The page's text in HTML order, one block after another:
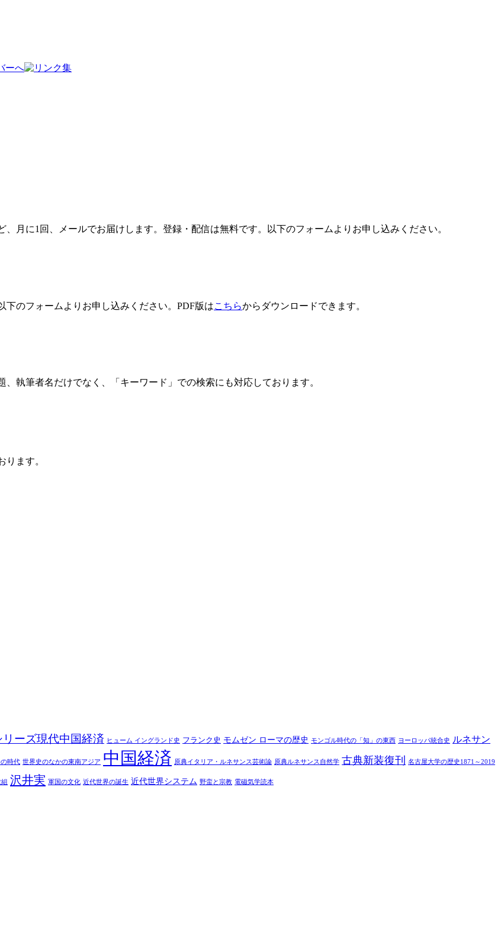
月に1回、メールでお届けします。登録・配信は無料です。以下のフォームよりお申し込みください。
下のフォームよりお申し込みください。PDF版はこちらからダウンロードできます。
執筆者名だけでなく、「キーワード」での検索にも対応しております。
ます。
リーズ現代中国経済 ヒューム イングランド史 フランク史 モムゼン ローマの歴史 モンゴル時代の「知」の東西 ヨーロッパ統合史 ルネサン
時代 世界史のなかの東南アジア 中国経済 原典イタリア・ルネサンス芸術論 原典ルネサンス自然学 古典新装復刊 名古屋大学の歴史1871～2019
沢井実 軍国の文化 近代世界の誕生 近代世界システム 野蛮と宗教 電磁気学読本